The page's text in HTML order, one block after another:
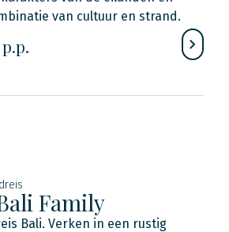
van cultuur en strand.
p.p.
Family
Bali. Verken in een rustig